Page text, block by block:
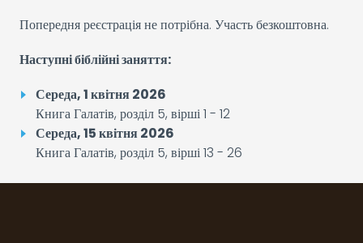
Попередня реєстрація не потрібна. Участь безкоштовна.
Наступні біблійні заняття:
Середа, 1 квітня 2026
Книга Галатів, розділ 5, вірші 1 - 12
Середа, 15 квітня 2026
Книга Галатів, розділ 5, вірші 13 - 26